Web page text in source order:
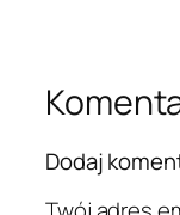
Dodaj